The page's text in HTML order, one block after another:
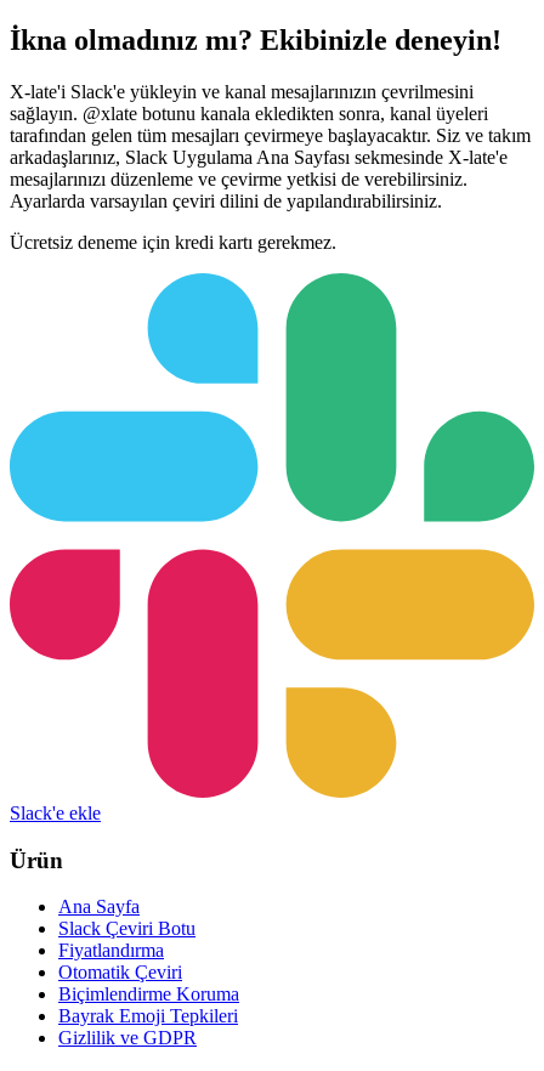
İkna olmadınız mı? Ekibinizle deneyin!
X-late'i Slack'e yükleyin ve kanal mesajlarınızın çevrilmesini
sağlayın. @xlate botunu kanala ekledikten sonra, kanal üyeleri
tarafından gelen tüm mesajları çevirmeye başlayacaktır. Siz ve takım
arkadaşlarınız, Slack Uygulama Ana Sayfası sekmesinde X-late'e
mesajlarınızı düzenleme ve çevirme yetkisi de verebilirsiniz.
Ayarlarda varsayılan çeviri dilini de yapılandırabilirsiniz.
Ücretsiz deneme için kredi kartı gerekmez.
Slack'e ekle
Ürün
Ana Sayfa
Slack Çeviri Botu
Fiyatlandırma
Otomatik Çeviri
Biçimlendirme Koruma
Bayrak Emoji Tepkileri
Gizlilik ve GDPR